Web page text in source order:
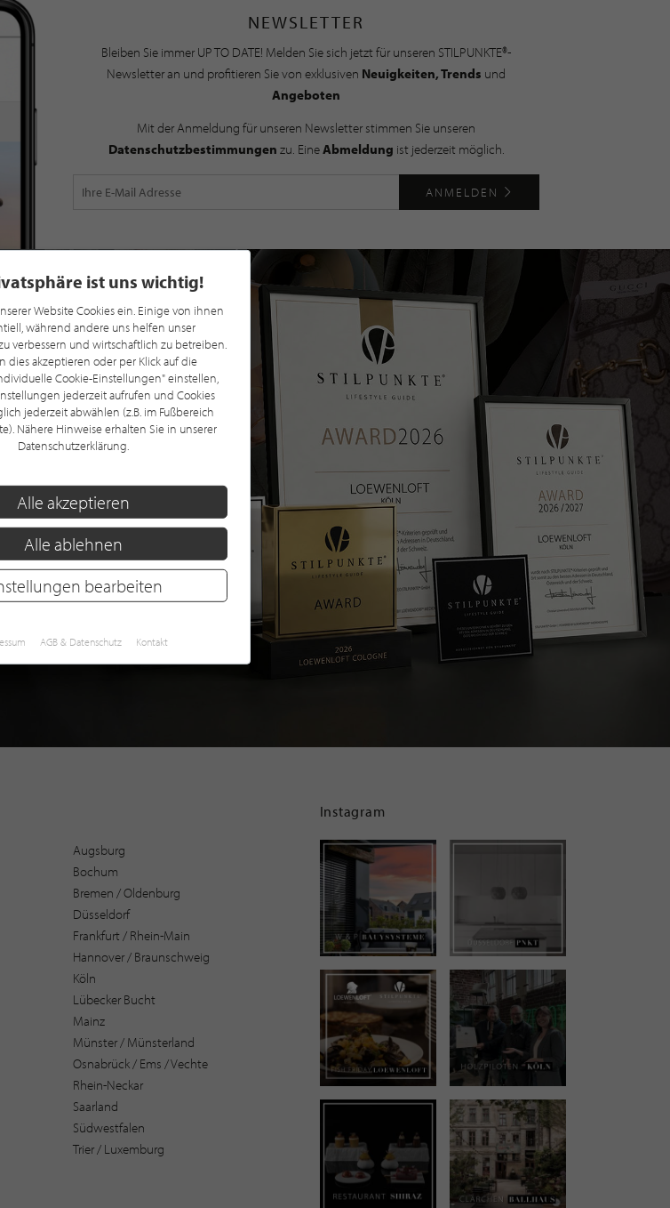
NEWSLETTER
Bleiben Sie immer UP TO DATE! Melden Sie sich jetzt für unseren STILPUNKTE®-
Newsletter an und profitieren Sie von exklusiven Neuigkeiten, Trends und
Angeboten
Mit der Anmeldung für unseren Newsletter stimmen Sie unseren
Datenschutzbestimmungen zu. EineAbmeldung ist jederzeit möglich.
ANMELDEN
Augsburg
Bochum
Bremen / Oldenburg
Düsseldorf
Frankfurt / Rhein-Main
Hannover / Braunschweig
Köln
Lübecker Bucht
Mainz
Münster / Münsterland
Osnabrück / Ems / Vechte
Rhein-Neckar
Saarland
Südwestfalen
Trier / Luxemburg
Instagram
ist uns wichtig!
Website Cookies ein. Einige von ihnen
während andere uns helfen unser
verbessern und wirtschaftlich zu betreiben.
dies akzeptieren oder per Klick auf die
Cookie-Einstellungen" einstellen,
jederzeit aufrufen und Cookies
jederzeit abwählen (z.B. im Fußbereich
Nähere Hinweise erhalten Sie in unserer
Datenschutzerklärung.
Alle akzeptieren
Alle ablehnen
bearbeiten
AGB & Datenschutz Kontakt